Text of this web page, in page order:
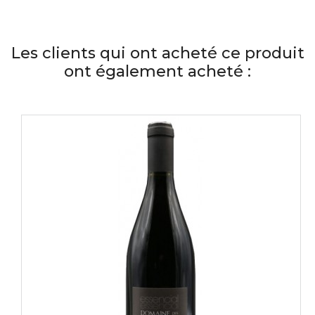
Les clients qui ont acheté ce produit
ont également acheté :